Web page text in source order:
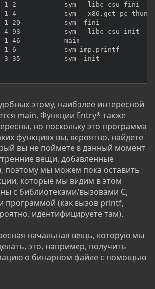
1 2            sym.__libc_csu_fini
1 4
1 20           sym._fini
4 93           sym.__libc_csu_init
1 46           main
1 6            sym.imp.printf
3 35           sym._init
этому, наиболее интересной
main. Функции Entry* также
но поскольку это программа
функциях вы, вероятно, найдете
вы не поймете в данный момент
вещи, добавленные
поэтому мы можем пока оставить
которые мы видим в этом
с библиотеками/вызовами C,
программой (как вызов printf,
идентифицируете там).
начальная вещь, которую мы
это, например, получить
о бинарном файле с помощью